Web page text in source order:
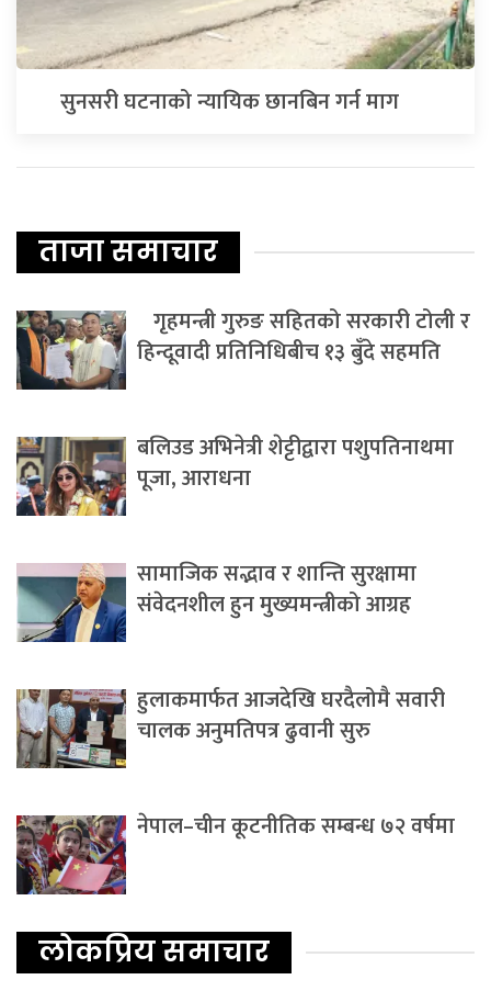
सुनसरी घटनाको न्यायिक छानबिन गर्न माग
ताजा समाचार
गृहमन्त्री गुरुङ सहितको सरकारी टोली र
हिन्दूवादी प्रतिनिधिबीच १३ बुँदे सहमति
बलिउड अभिनेत्री शेट्टीद्वारा पशुपतिनाथमा
पूजा, आराधना
सामाजिक सद्भाव र शान्ति सुरक्षामा
संवेदनशील हुन मुख्यमन्त्रीको आग्रह
हुलाकमार्फत आजदेखि घरदैलोमै सवारी
चालक अनुमतिपत्र ढुवानी सुरु
नेपाल–चीन कूटनीतिक सम्बन्ध ७२ वर्षमा
लोकप्रिय समाचार